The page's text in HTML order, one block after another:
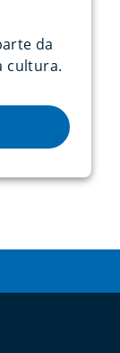
da
cultura.